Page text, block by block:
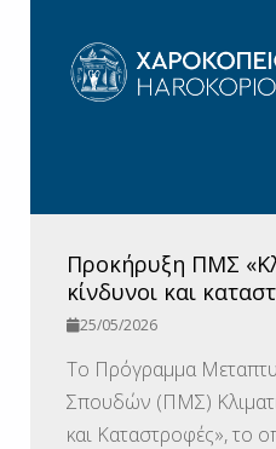
Προκήρυξη ΠΜΣ
κίνδυνοι και
25/05/2026
To Πρόγραμμα
Σπουδών (ΠΜΣ)
και Καταστροφές», το